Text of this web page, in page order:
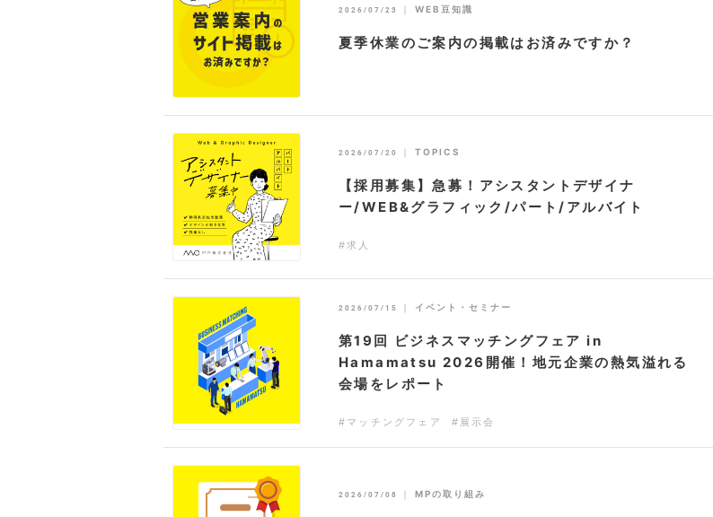
2026/07/23 ｜ WEB豆知識
夏季休業のご案内の掲載はお済みですか？
2026/07/20 ｜ TOPICS
【採用募集】急募！アシスタントデザイナ
ー/WEB&グラフィック/パート/アルバイト
#求人
2026/07/15 ｜ イベント・セミナー
第19回 ビジネスマッチングフェア in
Hamamatsu 2026開催！地元企業の熱気溢れる
会場をレポート
#マッチングフェア #展示会
2026/07/08 ｜ MPの取り組み